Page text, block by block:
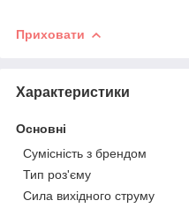
Приховати
Характеристики
Основні
Сумісність з брендом
Тип роз'єму
Сила вихідного струму